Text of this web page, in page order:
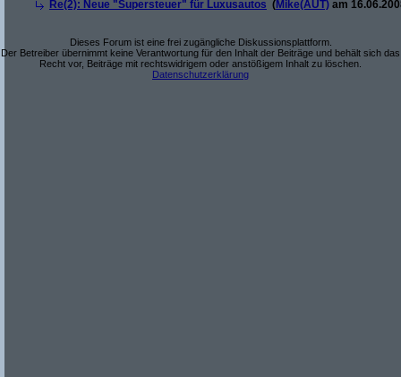
Re(2): Neue "Supersteuer" für Luxusautos (Mike(AUT) am
Dieses Forum ist eine frei zugängliche Diskussionsplattform.
Der Betreiber übernimmt keine Verantwortung für den Inhalt der Beiträge und behält sich das
Recht vor, Beiträge mit rechtswidrigem oder anstößigem Inhalt zu löschen.
Datenschutzerklärung